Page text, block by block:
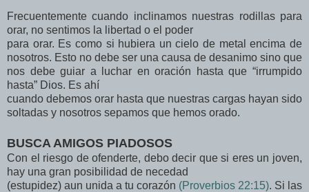
Frecuentemente cuando inclinamos nuestras rodillas para
orar, no sentimos la libertad o el poder
para orar. Es como si hubiera un cielo de metal encima de
nosotros. Esto no debe ser una causa de desanimo sino que
nos debe guiar a luchar en oración hasta que “irrumpido
hasta” Dios. Es ahí
cuando debemos orar hasta que nuestras cargas hayan sido
soltadas y nosotros sepamos que hemos orado.
BUSCA AMIGOS PIADOSOS
Con el riesgo de ofenderte, debo decir que si eres un joven,
hay una gran posibilidad de necedad
(estupidez) aun unida a tu corazón (Proverbios 22:15). Si las